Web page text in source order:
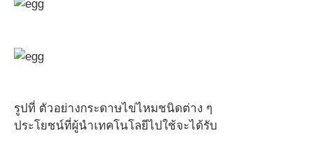
รูปที่ ตัวอย่างกระดาษไข่ไหมชนิดต่าง ๆ
ประโยชน์ที่ผู้นำเทคโนโลยีไปใช้จะได้รับ